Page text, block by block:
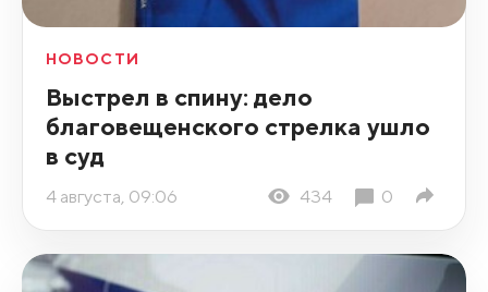
НОВОСТИ
Выстрел в спину: дело
благовещенского стрелка ушло
в суд
4 августа, 09:06 434 0